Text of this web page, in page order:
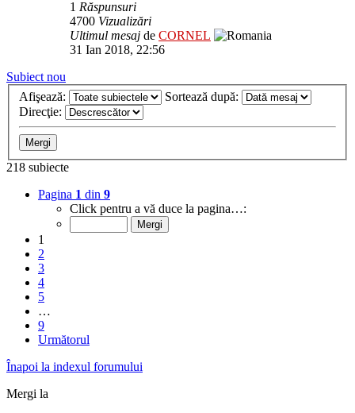
1 Răspunsuri
4700 Vizualizări
Ultimul mesaj de CORNEL
31 Ian 2018, 22:56
Subiect nou
Afişează:
Sortează după:
Direcţie:
218 subiecte
Pagina 1 din 9
Click pentru a vă duce la pagina…:
1
2
3
4
5
…
9
Următorul
Înapoi la indexul forumului
Mergi la